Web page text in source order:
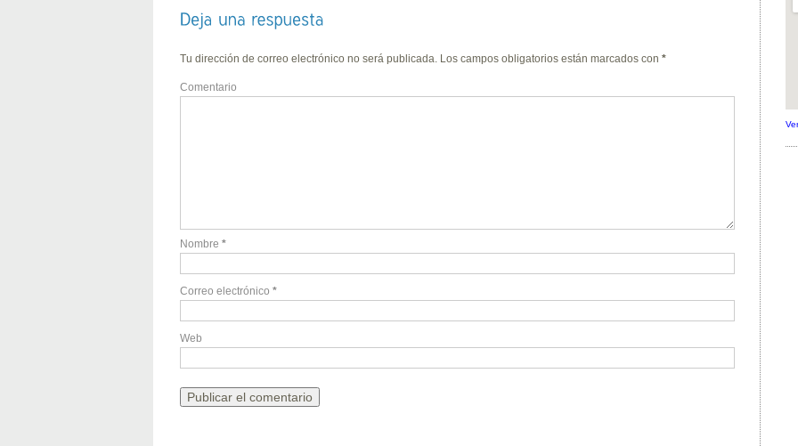
Tu dirección de correo electrónico no será publicada. Los campos obligatorios están marcados con *
Comentario
Nombre *
Correo electrónico *
Web